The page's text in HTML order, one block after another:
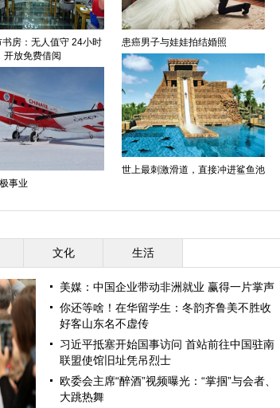
房：无人值守 24小时
开放免费借阅
事业
患癌男子与娃娃拍结婚照
世上最刺激滑道，直接冲进鲨鱼池
文化 生活
美媒：中国企业带动非洲就业 赢得一片掌声
你还等啥！在华留学生：冬韵齐鲁美不胜收
好客山东名不虚传
习近平抵塞开始国事访问 首站前往中国驻南
联盟使馆旧址凭吊烈士
欧委会主席“醉酒”视频曝光：“掌掴”与会者、
大跳热舞